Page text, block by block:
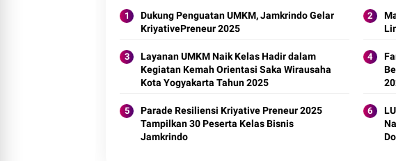
Dukung Penguatan UMKM, Jamkrindo Gelar
KriyativePreneur 2025
Layanan UMKM Naik Kelas Hadir dalam
Kegiatan Kemah Orientasi Saka Wirausaha
Kota Yogyakarta Tahun 2025
Parade Resiliensi Kriyative Preneur 2025
Tampilkan 30 Peserta Kelas Bisnis
Jamkrindo